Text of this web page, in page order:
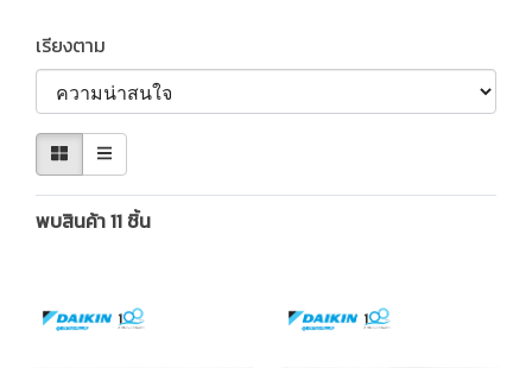
เรียงตาม
พบสินค้า 11 ชิ้น